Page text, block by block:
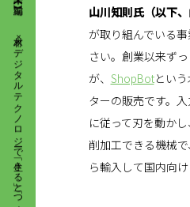
木材×デジタルテクノロジーで 「生きる」と「つくる」が つながる未来へ【前編】
山川知則氏（以下、
が取り組んでいる
さい。創業以来ず
が、 ShopBotという
ターの販売です。
に従って刃を動か
削加工できる機械
ら輸入して国内向け